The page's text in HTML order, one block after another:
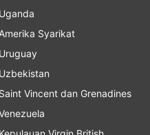
Uganda
Amerika Syarikat
Uruguay
Uzbekistan
Saint Vincent dan Grenadines